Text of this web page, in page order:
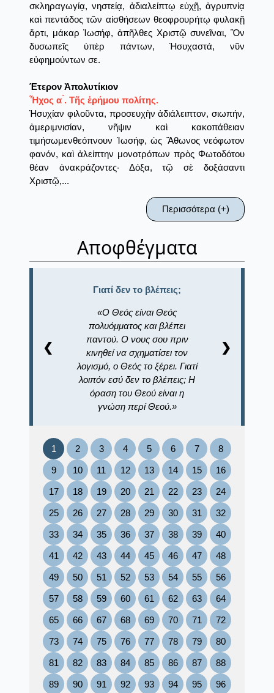
σκληραγωγίᾳ, νηστείᾳ, ἀδιαλείπτῳ εὐχῇ, ἀγρυπνίᾳ
καὶ πεντάδος τῶν αἰσθήσεων θεοφρουρήτῳ φυλακῇ
ἄρτι, μάκαρ Ἰωσήφ, ἀπῆλθες Χριστῷ συνεῖναι, Ὃν
δυσωπεῖς ὑπὲρ πάντων, Ἡσυχαστά, νῦν
εὐφημούντων σε.
Έτερον Ἀπολυτίκιον
Ἦχος α ́. Τῆς ἐρήμου πολίτης.
Ἡσυχίαν φιλοῦντα, προσευχὴν ἀδιάλειπτον, σιωπήν,
ἀμεριμνισίαν, νῆψιν καὶ κακοπάθειαν
τιμήσωμενθεόπνουν Ἰωσήφ, ὡς Ἄθωνος νεόφωτον
φανόν, καὶ ἀλείπτην μονοτρόπων πρὸς Φωτοδότου
θέαν ἀνακράζοντες· Δόξα, τῷ σὲ δοξάσαντι
Χριστῷ,...
Περισσότερα (+)
Αποφθέγματα
Γιατί δεν το βλέπεις;
Ο Θεός είναι Θεός
πολυόμματος και βλέπει
παντού. Ο νους σου πριν
κινηθεί να σχηματίσει τον
λογισμό, ο Θεός το ξέρει. Γιατί
λοιπόν εσύ δεν το βλέπεις; Η
όραση του Θεού είναι η
γνώση περί Θεού.
❮ ❯
1 2 3 4 5 6 7 8
9 10 11 12 13 14 15 16
17 18 19 20 21 22 23 24
25 26 27 28 29 30 31 32
33 34 35 36 37 38 39 40
41 42 43 44 45 46 47 48
49 50 51 52 53 54 55 56
57 58 59 60 61 62 63 64
65 66 67 68 69 70 71 72
73 74 75 76 77 78 79 80
81 82 83 84 85 86 87 88
89 90 91 92 93 94 95 96